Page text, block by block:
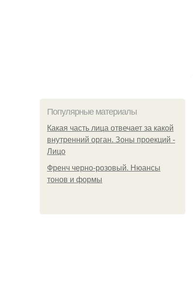
Популярные материалы
Какая часть лица отвечает за какой
внутренний орган. Зоны проекций -
Лицо
Френч черно-розовый. Нюансы
тонов и формы